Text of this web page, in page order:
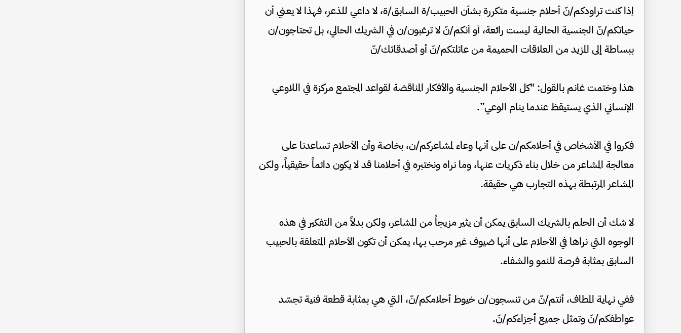
إذا كنت تراودكم/نّ أحلام جنسية متكررة بشأن الحبيب/ة السابق/ة، لا داعي للذعر، فهذا لا يعني أن
حياتكم/نّ الجنسية الحالية ليست رائعة، أو أنكم/نّ لا ترغبون/ن في الشريك الحالي، بل تحتاجون/ن
ببساطة إلى المزيد من العلاقات الحميمة من عائلتكم/نّ أو أصدقائك/نّ
هذا وختمت غانم بالقول: "كل الأحلام الجنسية والأفكار المناقضة لقواعد المجتمع مركزة في اللاوعي
الإنساني الذي يستيقظ عندما ينام الوعي”.
فكروا في الأشخاص في أحلامكم/ن على أنها وعاء لمشاعركم/ن، بخاصة وأن الأحلام تساعدنا على
معالجة المشاعر من خلال بناء ذكريات عنها، وما نراه ونختبره في أحلامنا قد لا يكون دائماً حقيقياً، ولكن
المشاعر المرتبطة بهذه التجارب هي حقيقة.
لا شك أن الحلم بالشريك السابق يمكن أن يثير مزيجاً من المشاعر، ولكن بدلاً من التفكير في هذه
الوجوه التي نراها في الأحلام على أنها ضيوف غير مرحب بها، يمكن أن تكون الأحلام المتعلقة بالحبيب
السابق بمثابة فرصة للنمو والشفاء.
ففي نهاية المطاف، أنتم/نّ من تنسجون/ن خيوط أحلامكم/نّ، التي هي بمثابة قطعة فنية تجسّد
عواطفكم/نّ وتمثل جميع أجزاءكم/نّ.